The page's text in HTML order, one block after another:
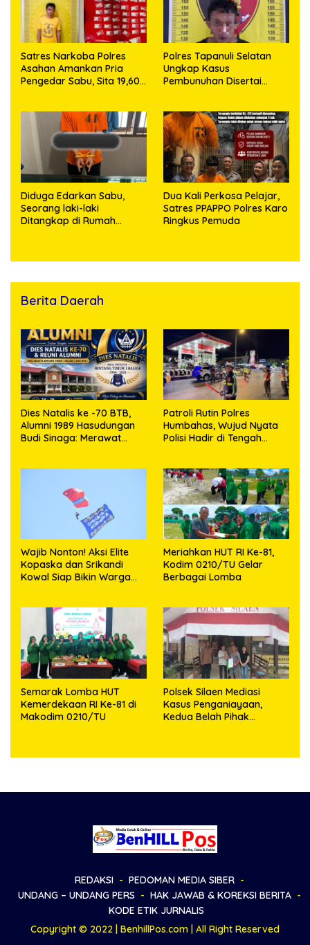
Satres Narkoba Polres
Asahan Amankan Pria
Pengedar Sabu, Sita 19,60
Polres Tapanuli Selatan
Ungkap Kasus
Pembunuhan Disertai
Ditangkap
Diduga Edarkan Sabu,
Seorang laki-laki
Ditangkap di Rumah
Dua Kali Perkosa Pelajar,
Satres PPAPPO Polres Karo
Ringkus Pemuda
Berita Daerah
Dies Natalis ke -70 BTB,
Alumni 1989 Hasudungan
Budi Sinaga: Merawat
Patroli Rutin Polres
Humbahas, Wujud Nyata
Polisi Hadir di Tengah
Wajib Nonton! Aksi Elite
Kopaska dan Srikandi
Kowal Siap Bikin Warga
Meriahkan HUT RI Ke-81,
Kodim 0210/TU Gelar
Berbagai Lomba
Semarak Lomba HUT
Kemerdekaan RI Ke-81 di
Makodim 0210/TU
Polsek Silaen Mediasi
Kasus Penganiayaan,
Kedua Belah Pihak
REDAKSI
PEDOMAN MEDIA SIBER
UNDANG – UNDANG PERS
HAK JAWAB & KOREKSI BERITA
KODE ETIK JURNALIS
Copyright © 2022 | BenhillPos.com | All Right Reserved